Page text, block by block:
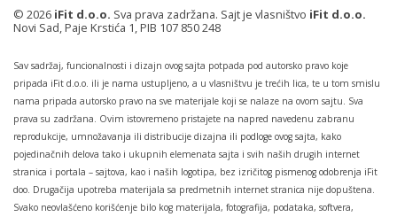
© 2026 iFit d.o.o. Sva prava zadržana. Sajt je vlasništvo iFit d.o.o.
Novi Sad, Paje Krstića 1, PIB 107 850 248
Sav sadržaj, funcionalnosti i dizajn ovog sajta potpada pod autorsko pravo koje
pripada iFit d.o.o. ili je nama ustupljeno, a u vlasništvu je trećih lica, te u tom smislu
nama pripada autorsko pravo na sve materijale koji se nalaze na ovom sajtu. Sva
prava su zadržana. Ovim istovremeno pristajete na napred navedenu zabranu
reprodukcije, umnožavanja ili distribucije dizajna ili podloge ovog sajta, kako
pojedinačnih delova tako i ukupnih elemenata sajta i svih naših drugih internet
stranica i portala – sajtova, kao i naših logotipa, bez izričitog pismenog odobrenja iFit
doo. Drugačija upotreba materijala sa predmetnih internet stranica nije dopuštena.
Svako neovlašćeno korišćenje bilo kog materijala, fotografija, podataka, softvera,